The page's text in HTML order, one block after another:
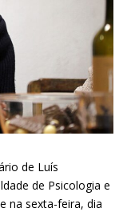
de Luís
de Psicologia e
na sexta-feira, dia